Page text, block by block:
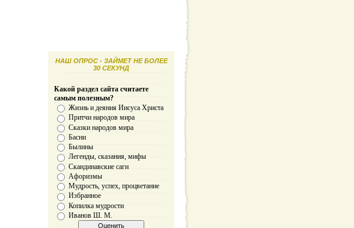
НАШ ОПРОС - ЗАЙМЕТ НЕ БОЛЕЕ
30 СЕКУНД
Какой раздел сайта считаете
самым полезным?
Жизнь и деяния Иисуса Христа
Притчи народов мира
Сказки народов мира
Басни
Былины
Легенды, сказания, мифы
Скандинавские саги
Афоризмы
Мудрость, успех, процветание
Избранное
Копилка мудрости
Иванов Ш. М.